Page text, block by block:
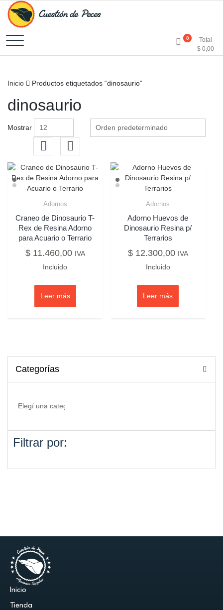
Cuestión de Peces –
Aquarium Supplies
0
Total
$ 0,00
Inicio Productos etiquetados “dinosaurio”
dinosaurio
Mostrar
Adornos
Craneo de Dinosaurio T-
Rex de Resina Adorno
para Acuario o Terrario
$11.460,00 IVA
Incluido
Leer más
Adornos
Adorno Huevos de
Dinosaurio Resina p/
Terrarios
$12.300,00 IVA
Incluido
Leer más
Categorías
Filtrar por:
Inicio
Tienda